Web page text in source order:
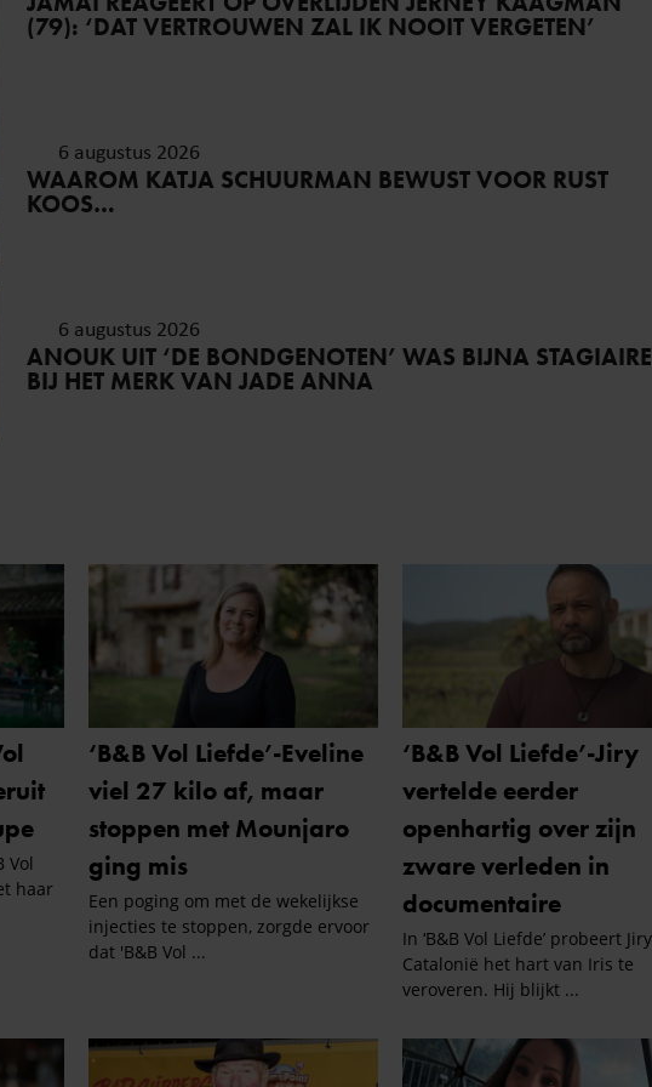
(79): ‘DAT VERTROUWEN ZAL IK NOOIT VERGETEN’
6 augustus 2026
WAAROM KATJA SCHUURMAN BEWUST VOOR RUST
KOOS…
6 augustus 2026
ANOUK UIT ‘DE BONDGENOTEN’ WAS BIJNA STAGIAIRE
BIJ HET MERK VAN JADE ANNA